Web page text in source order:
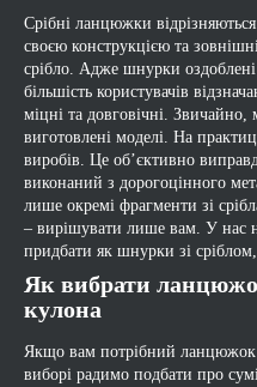
Срібні ланцюжки
своєю конструкцією та
срібло. Адже шнурки
більшість користувачів
міцні та довговічні.
виготовлені моделі. На
виробів. Це об’єктивно
виконаний з дорогоцінного
лише окремі фрагменти зі
– вирішувати лише вам. У нас
придбати як шнурки зі
Як вибрати
кулона
Якщо вам потрібний
виборі радимо подбати про